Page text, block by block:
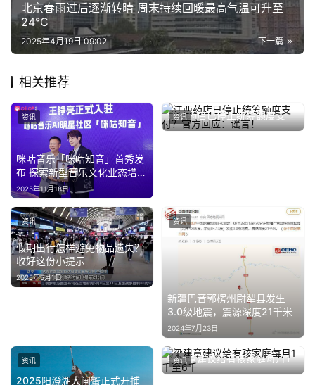
北京春雨过后逐渐转晴 周末持续回暖最高气温可升至
24℃
下一篇
2025年4月19日 09:02
相关推荐
咪咕音乐「咪咕知音」首秀发
布 探索新型音乐文化业态增长
新引擎
2025年11月18日
资讯
江西药店已停止统筹额度支
付？官方回应：谣言！
2023年12月18日
资讯
假期出行怎样避免物品遗失？
收好这份小提示
2025年5月1日
资讯
新疆巴音郭楞州尉犁县发生
3.0级地震，震源深度21千米
2024年7月23日
资讯
2025阳澄湖大闸蟹正式开捕
资讯
梁建章建议给有孩家庭每月1
千至6千
2024年1月17日
资讯